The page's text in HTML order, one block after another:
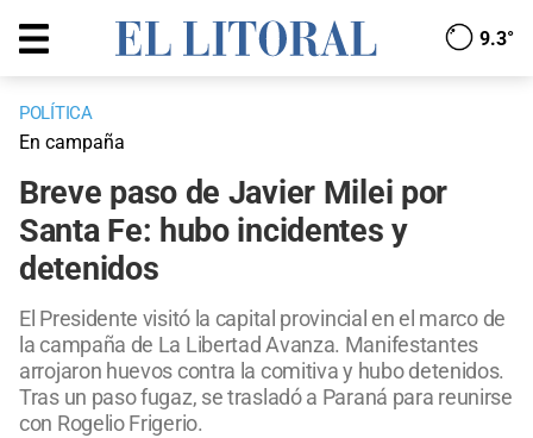
9.3°
POLÍTICA
En campaña
Breve paso de Javier Milei por
Santa Fe: hubo incidentes y
detenidos
El Presidente visitó la capital provincial en el marco de
la campaña de La Libertad Avanza. Manifestantes
arrojaron huevos contra la comitiva y hubo detenidos.
Tras un paso fugaz, se trasladó a Paraná para reunirse
con Rogelio Frigerio.